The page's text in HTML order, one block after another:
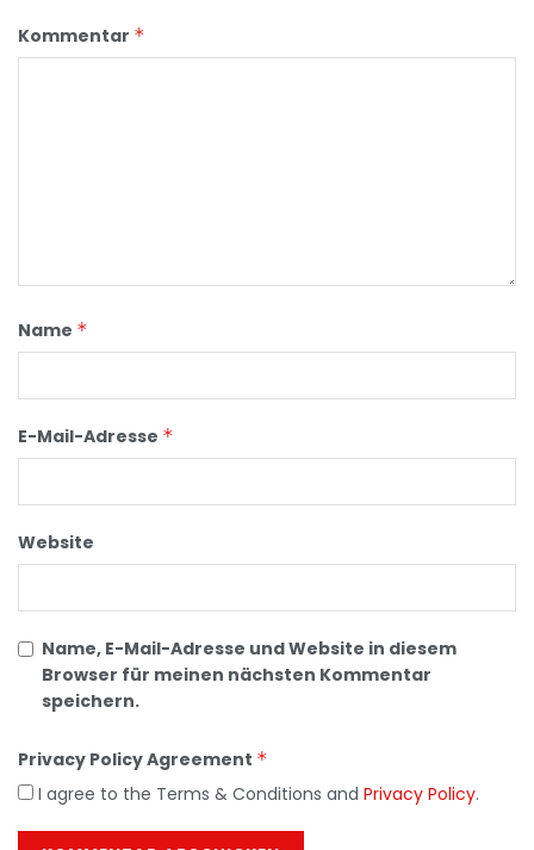
Kommentar *
Name *
E-Mail-Adresse *
Website
Name, E-Mail-Adresse und Website in diesem
Browser für meinen nächsten Kommentar
speichern.
Privacy Policy Agreement *
I agree to the Terms & Conditions and Privacy Policy.